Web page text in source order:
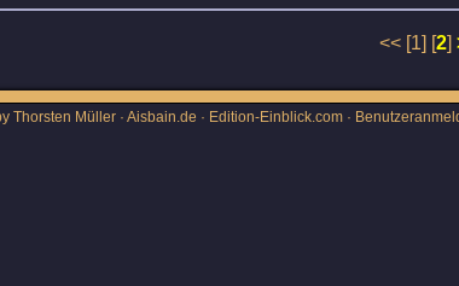
<< [1] [2]
Thorsten Müller · Aisbain.de · Edition-Einblick.com ·